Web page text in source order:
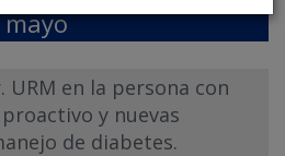
URM en la persona con
y nuevas
de diabetes.